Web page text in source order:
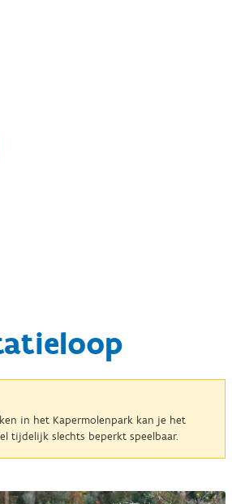
in het Kapermolenpark kan je het
tijdelijk slechts beperkt speelbaar.